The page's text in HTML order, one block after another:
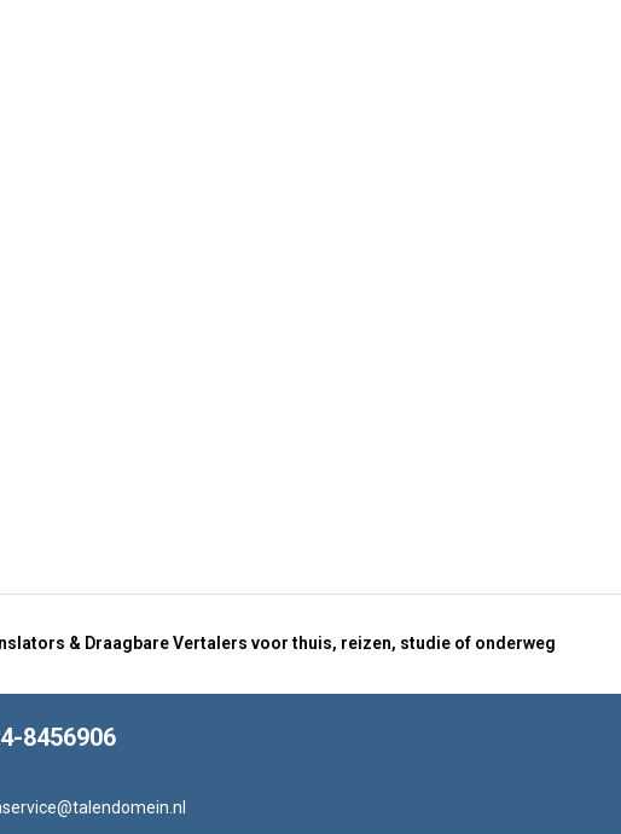
& Draagbare Vertalers voor thuis, reizen, studie of onderweg
8456906